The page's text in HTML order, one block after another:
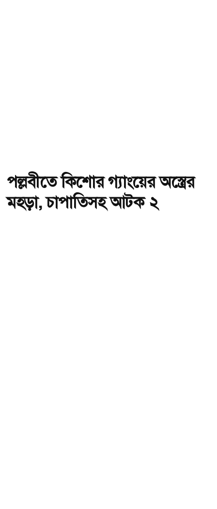
পল্লবীতে কিশোর গ্যাংয়ের অস্ত্রের
মহড়া, চাপাতিসহ আটক ২